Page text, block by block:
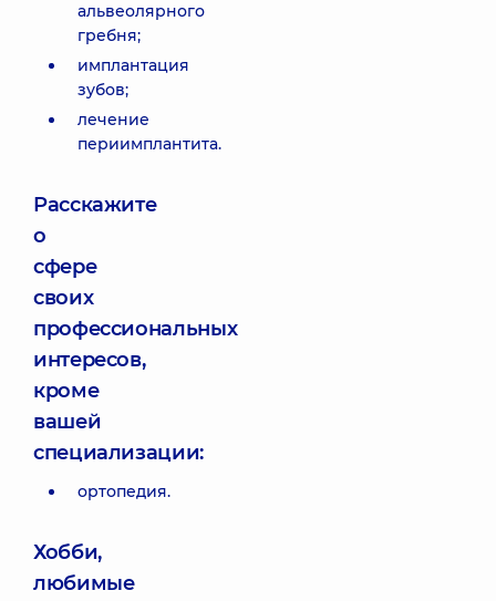
альвеолярного
гребня;
имплантация
зубов;
лечение
периимплантита.
Расскажите
о
сфере
своих
профессиональных
интересов,
кроме
вашей
специализации:
ортопедия.
Хобби,
любимые